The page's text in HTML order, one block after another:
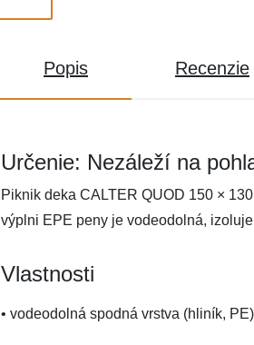
Popis Recenzie
Určenie: Nezáleží na
Piknik deka CALTER QUOD 150 ×
výplni EPE peny je vodeodolná,
Vlastnosti
• vodeodolná spodná vrstva (hliník, PE)